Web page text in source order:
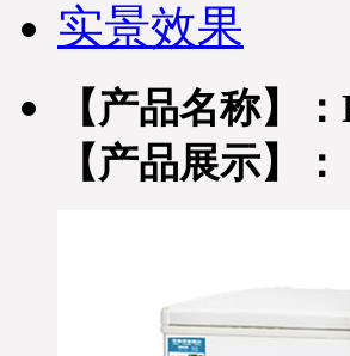
实景效果
【产品名称】
【产品展示】：